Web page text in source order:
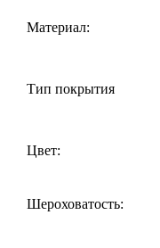
Материал:
Тип покрытия
Цвет:
Шероховатость: